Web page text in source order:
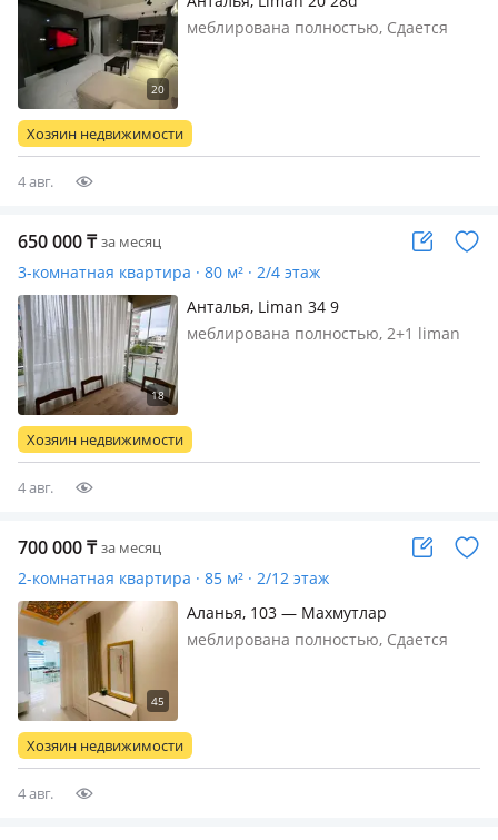
меблирована полностью, Сдается
Хозяин недвижимости
4 авг.
650 000₸ за месяц
3-комнатная квартира · 80 м² · 2/4 этаж
Анталья, Liman 34 9
меблирована полностью, 2+1 liman
Хозяин недвижимости
4 авг.
700 000₸ за месяц
2-комнатная квартира · 85 м² · 2/12 этаж
Аланья, 103 — Махмутлар
меблирована полностью, Сдается
пляжем. В комплексе есть открытый
и закрытый бассейн, водные горки…
Хозяин недвижимости
4 авг.